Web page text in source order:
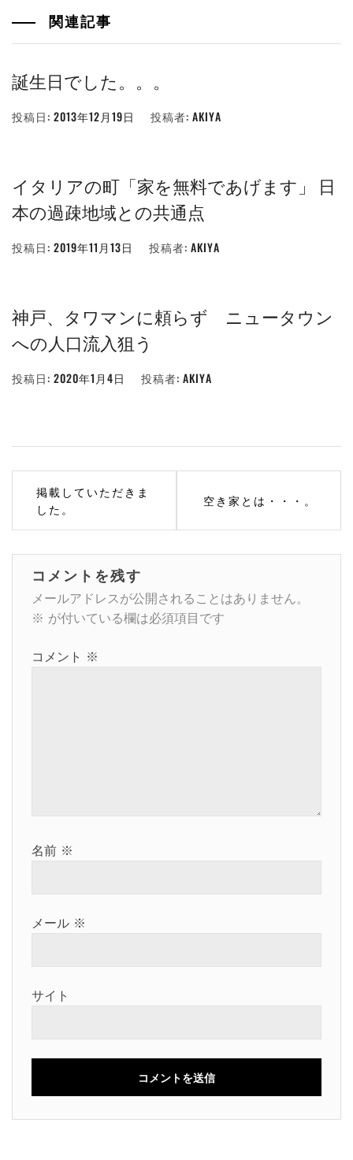
関連記事
誕生日でした。。。
投稿日: 2013年12月19日 投稿者: AKIYA
イタリアの町「家を無料であげます」 日
本の過疎地域との共通点
投稿日: 2019年11月13日 投稿者: AKIYA
神戸、タワマンに頼らず ニュータウン
への人口流入狙う
投稿日: 2020年1月4日 投稿者: AKIYA
掲載していただきま
した。
空き家とは・・・。
コメントを残す
メールアドレスが公開されることはありません。
※ が付いている欄は必須項目です
コメント ※
名前 ※
メール ※
サイト